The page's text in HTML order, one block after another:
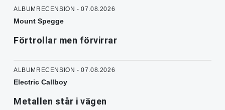
ALBUMRECENSION - 07.08.2026
Mount Spegge
Förtrollar men förvirrar
ALBUMRECENSION - 07.08.2026
Electric Callboy
Metallen står i vägen